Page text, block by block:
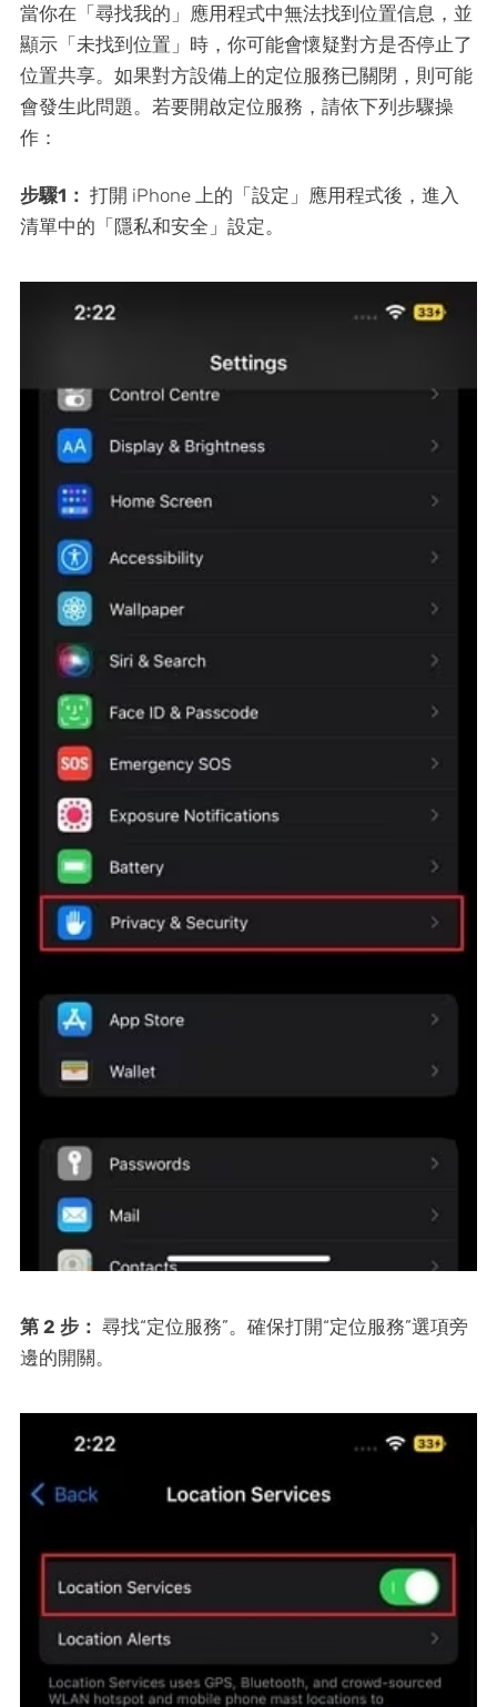
當你在「尋找我的」應用程式中無法找到位置信息，並
顯示「未找到位置」時，你可能會懷疑對方是否停止了
位置共享。如果對方設備上的定位服務已關閉，則可能
會發生此問題。若要開啟定位服務，請依下列步驟操
作：
步驟1： 打開 iPhone 上的「設定」應用程式後，進入
清單中的「隱私和安全」設定。
第 2 步： 尋找“定位服務”。確保打開“定位服務”選項旁
邊的開關。